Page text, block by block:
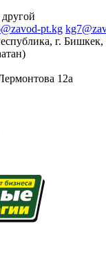
pt.kg
г.
12а